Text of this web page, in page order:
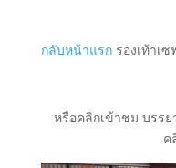
กลับหน้าแรกรองเท้าเ
หรือคลิกเข้าชม บรรย
ค